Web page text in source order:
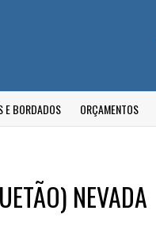
E BORDADOS ORÇAMENTOS
NEVADA